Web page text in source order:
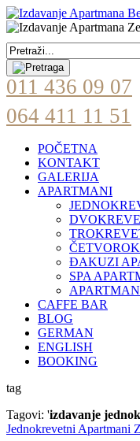
011 436 09 07
064 411 11 51
POČETNA
KONTAKT
GALERIJA
APARTMANI
ĐAKUZI
SPA
CAFFE BAR
BLOG
GERMAN
ENGLISH
BOOKING
tag
Tagovi: 'izdavanje
Jednokrevetni Apartmani